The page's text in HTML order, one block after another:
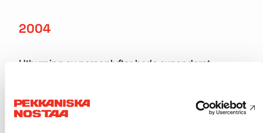
2004
Uthyrning av personlyftar hade expanderat
kranverksamheten.